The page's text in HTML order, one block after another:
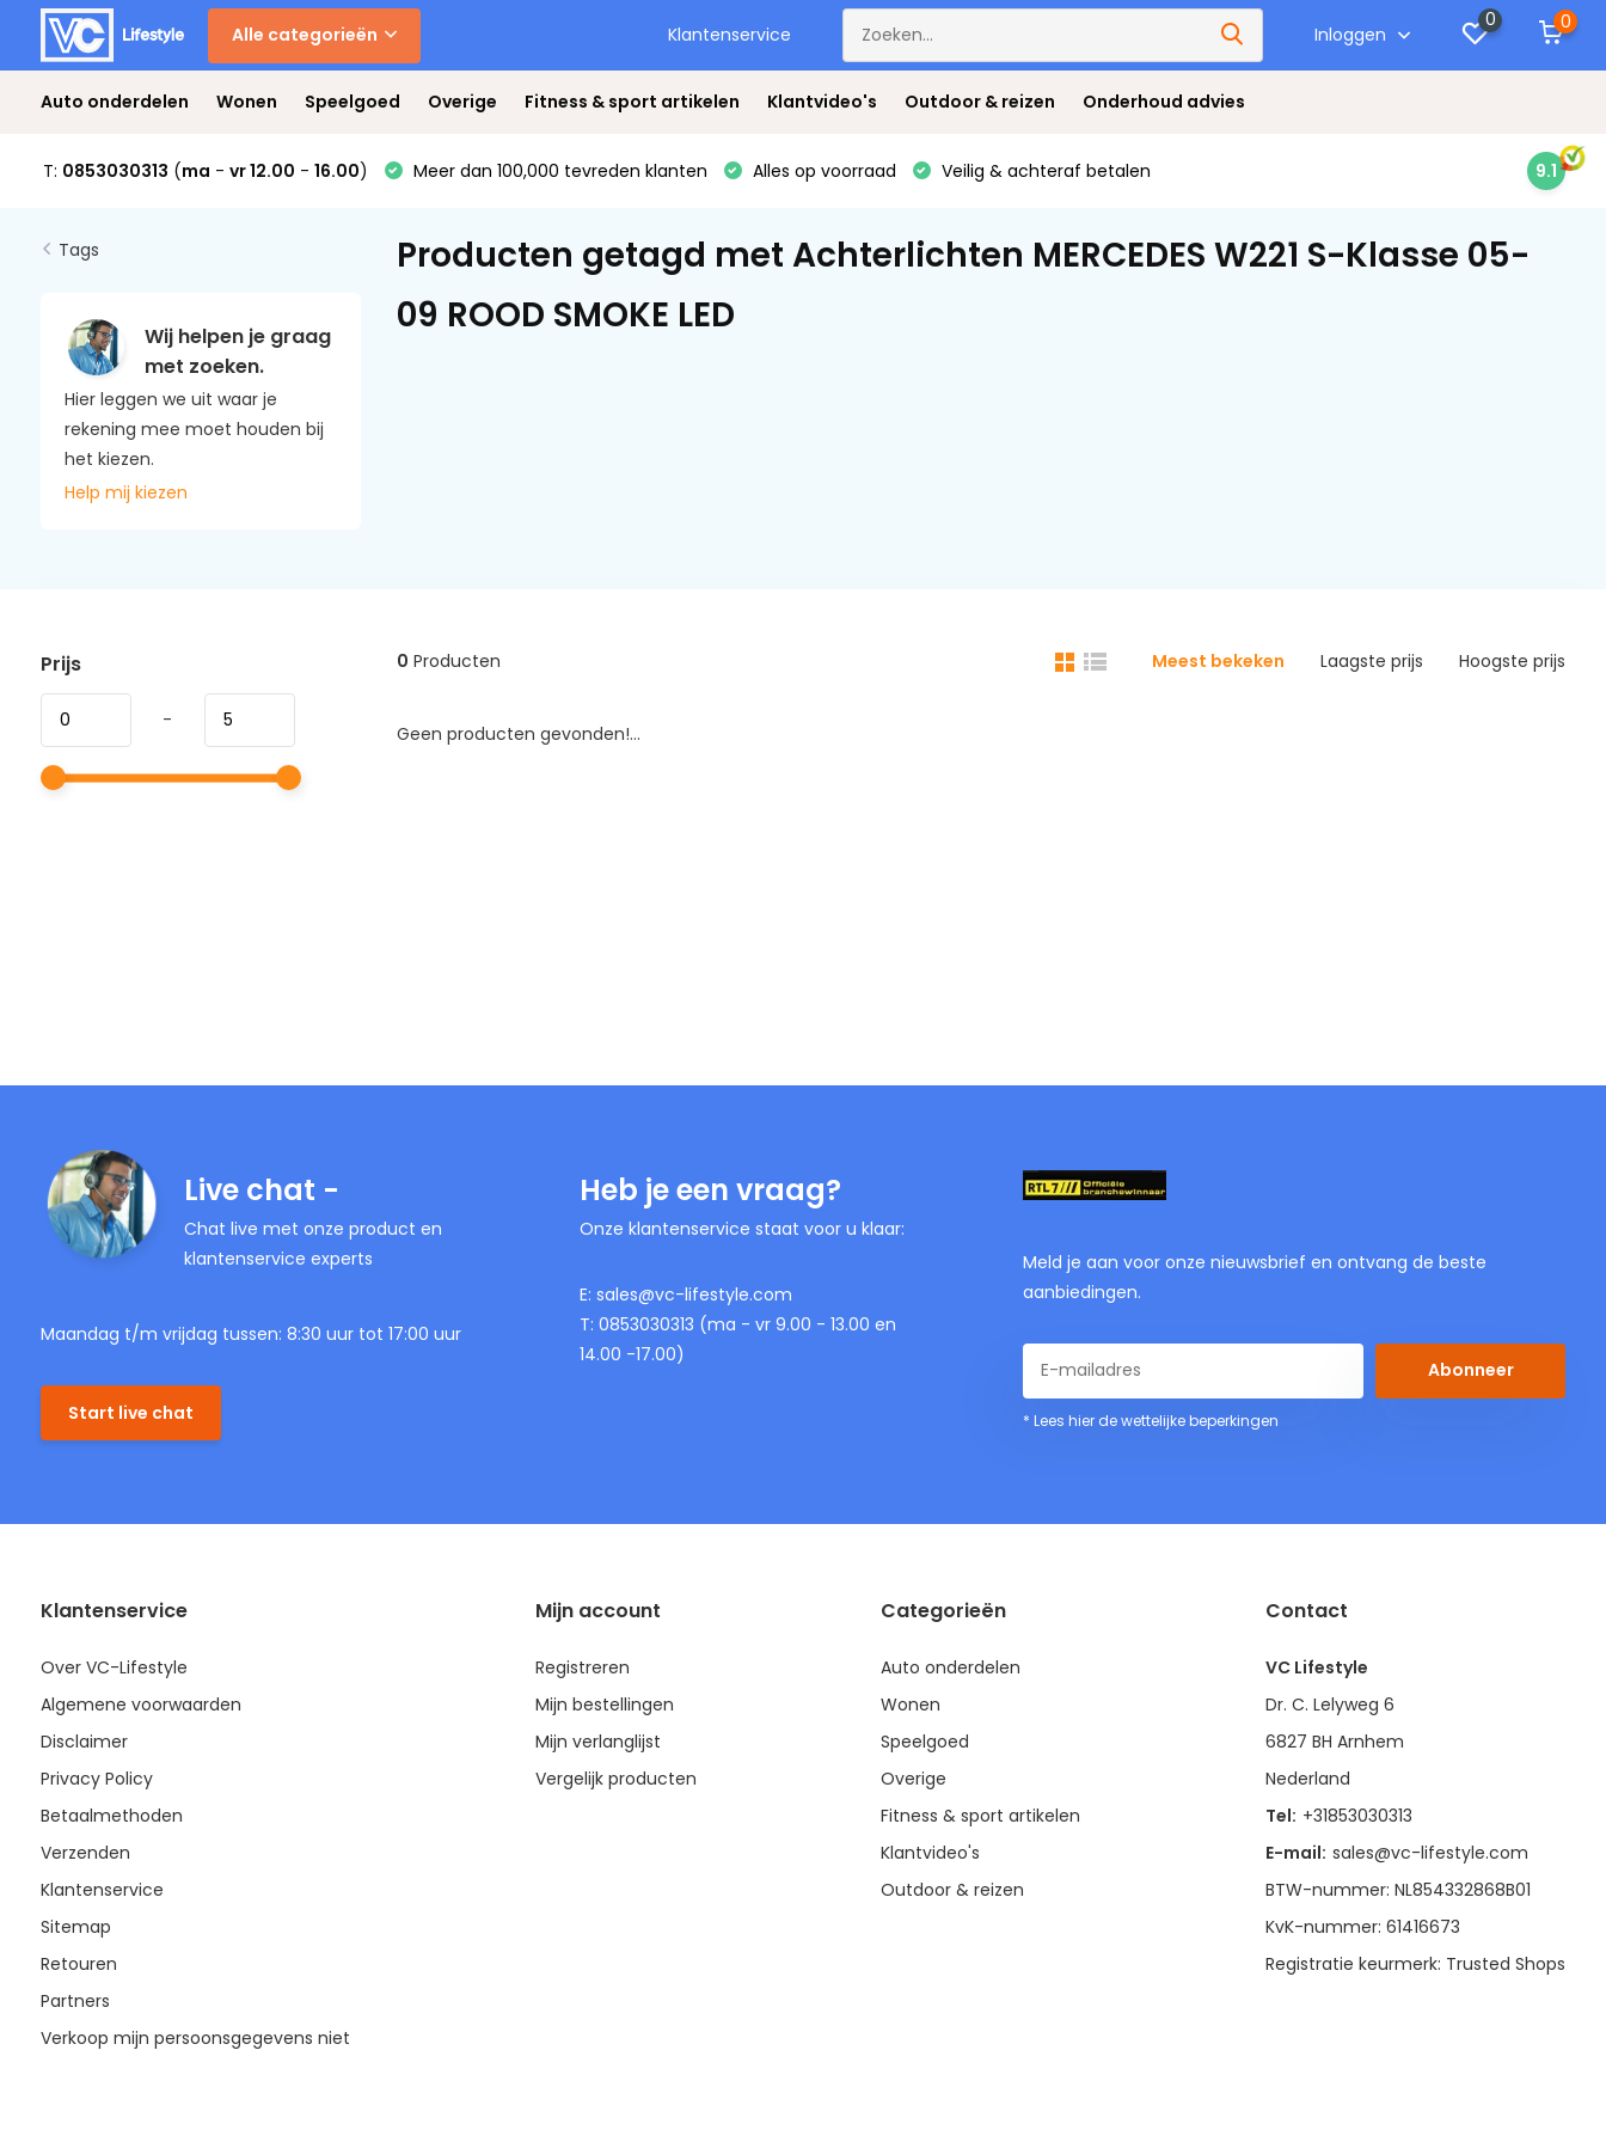
Alle categorieën Klantenservice Inloggen
0 0
Auto onderdelen Wonen Speelgoed Overige Fitness & sport artikelen Klantvideo's Outdoor & reizen Onderhoud advies
T: 0853030313 (ma - vr 12.00 - 16.00) Meer dan 100,000 tevreden klanten Alles op voorraad Veilig & achteraf betalen 9.1
Tags
Wij helpen je graag
met zoeken.
Hier leggen we uit waar je
rekening mee moet houden bij
het kiezen.
Help mij kiezen
Producten getagd met Achterlichten MERCEDES W221 S-Klasse 05-
09 ROOD SMOKE LED
Prijs
-
0 Producten Meest bekeken Laagste prijs Hoogste prijs
Geen producten gevonden!...
Live chat -
Chat live met onze product en
klantenservice experts
Maandag t/m vrijdag tussen: 8:30 uur tot 17:00 uur
Start live chat
Heb je een vraag?
Onze klantenservice staat voor u klaar:
E: sales@vc-lifestyle.com
T: 0853030313 (ma - vr 9.00 - 13.00 en
14.00 -17.00)
Meld je aan voor onze nieuwsbrief en ontvang de beste
aanbiedingen.
Abonneer
* Lees hier de wettelijke beperkingen
Klantenservice
Over VC-Lifestyle
Algemene voorwaarden
Disclaimer
Privacy Policy
Betaalmethoden
Verzenden
Klantenservice
Sitemap
Retouren
Partners
Verkoop mijn persoonsgegevens niet
Mijn account
Registreren
Mijn bestellingen
Mijn verlanglijst
Vergelijk producten
Categorieën
Auto onderdelen
Wonen
Speelgoed
Overige
Fitness & sport artikelen
Klantvideo's
Outdoor & reizen
Contact
VC Lifestyle
Dr. C. Lelyweg 6
6827 BH Arnhem
Nederland
Tel: +31853030313
E-mail: sales@vc-lifestyle.com
BTW-nummer: NL854332868B01
KvK-nummer: 61416673
Registratie keurmerk: Trusted Shops